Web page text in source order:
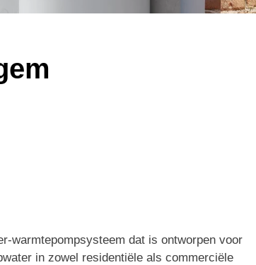
warmtepompsysteem dat is ontworpen voor
in zowel residentiële als commerciële